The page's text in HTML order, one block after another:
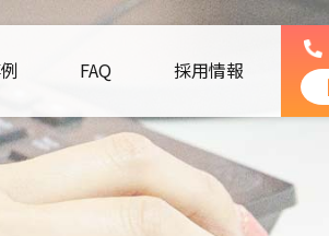
FAQ 採用情報